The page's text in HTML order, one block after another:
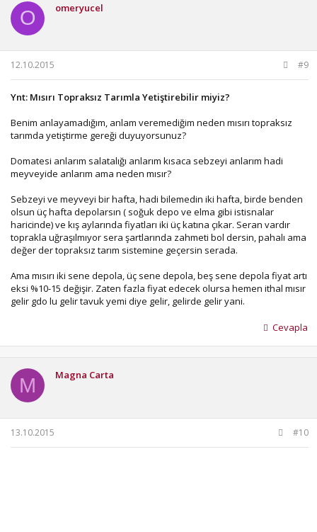
O omeryucel
12.10.2015 #9
Ynt: Mısırı Topraksız Tarımla Yetiştirebilir miyiz?
Benim anlayamadığım, anlam veremediğim neden mısırı topraksız
tarımda yetiştirme gereği duyuyorsunuz?
Domatesi anlarım salatalığı anlarım kısaca sebzeyi anlarım hadi
meyveyide anlarım ama neden mısır?
Sebzeyi ve meyveyi bir hafta, hadi bilemedin iki hafta, birde benden
olsun üç hafta depolarsın ( soğuk depo ve elma gibi istisnalar
haricinde) ve kış aylarında fiyatları iki üç katına çıkar. Seran vardır
toprakla uğraşılmıyor sera şartlarında zahmeti bol dersin, pahalı ama
değer der topraksız tarım sistemine geçersin serada.
Ama mısırı iki sene depola, üç sene depola, beş sene depola fiyat artı
eksi %10-15 değişir. Zaten fazla fiyat edecek olursa hemen ithal mısır
gelir gdo lu gelir tavuk yemi diye gelir, gelirde gelir yani.
Cevapla
M Magna Carta
13.10.2015 #10